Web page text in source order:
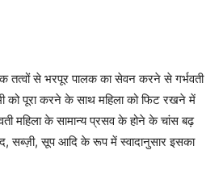
तत्वों से भरपूर पालक का सेवन करने से गर्भवती
को पूरा करने के साथ महिला को फिट रखने में
महिला के सामान्य प्रसव के होने के चांस बढ़
सब्ज़ी, सूप आदि के रूप में स्वादानुसार इसका